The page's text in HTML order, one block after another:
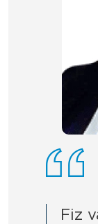
Fiz